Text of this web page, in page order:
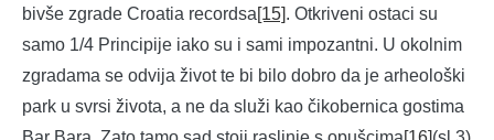
bivše zgrade Croatia recordsa[15]. Otkriveni ostaci su
samo 1/4 Principije iako su i sami impozantni. U okolnim
zgradama se odvija život te bi bilo dobro da je arheološki
park u svrsi života, a ne da služi kao čikobernica gostima